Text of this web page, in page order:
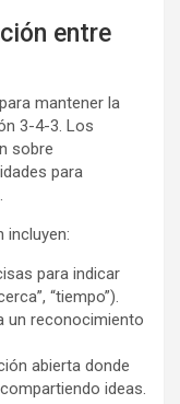
entre
mantener la
3-4-3. Los
sobre
para
incluyen:
para indicar
“tiempo”).
un reconocimiento
abierta donde
ideas.